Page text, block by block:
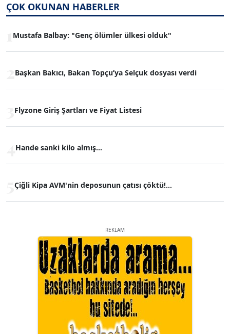
ÇOK OKUNAN HABERLER
Mustafa Balbay: "Genç ölümler ülkesi olduk"
Başkan Bakıcı, Bakan Topçu’ya Selçuk dosyası verdi
Flyzone Giriş Şartları ve Fiyat Listesi
Hande sanki kilo almış...
Çiğli Kipa AVM'nin deposunun çatısı çöktü!...
REKLAM